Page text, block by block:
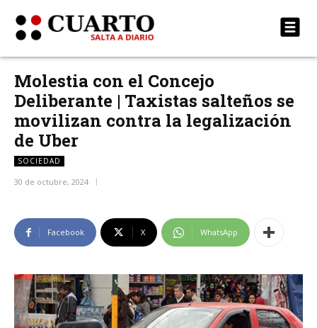
Molestia con el Concejo
Deliberante | Taxistas salteños se
movilizan contra la legalización
de Uber
SOCIEDAD
30 de octubre, 2024
Facebook X WhatsApp